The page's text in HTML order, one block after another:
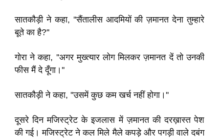
सातकौड़ी ने कहा, ''सैंतालीस आदमियों की ज़मानत देना तुम्हारे
बूते का है?''
गोरा ने कहा, ''अगर मुख्त्यार लोग मिलकर ज़मानत दें तो उनकी
फीस मैं दे दूँगा।''
सातकौड़ी ने कहा, ''उसमें कुछ कम खर्च नहीं होगा।''
दूसरे दिन मजिस्ट्रेट के इजलास में ज़मानत की दरख़ास्त पेश
की गई। मजिस्ट्रेट ने कल मिले मैले कपड़े और पगड़ी वाले दबंग